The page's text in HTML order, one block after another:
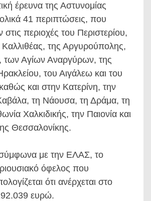
έρευνα της Αστυνομίας
41 περιπτώσεις, που
περιοχές του Περιστερίου,
Καλλιθέας, της Αργυρούπολης,
των Αγίων Αναργύρων, της
του Αιγάλεω και του
και στην Κατερίνη, την
τη Νάουσα, τη Δράμα, τη
Χαλκιδικής, την Παιονία και
Θεσσαλονίκης.
με την ΕΛΑΣ, το
όφελος που
ότι ανέρχεται στο
ευρώ.